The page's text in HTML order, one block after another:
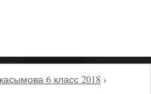
6 класс 2018 ›